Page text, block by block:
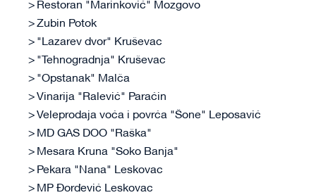
Restoran "Marinković" Mozgovo
Zubin Potok
"Lazarev dvor" Kruševac
"Tehnogradnja" Kruševac
"Opstanak" Malča
Vinarija "Ralević" Paraćin
Veleprodaja voća i povrća "Šone" Leposavić
MD GAS DOO "Raška"
Mesara Kruna "Soko Banja"
Pekara "Nana" Leskovac
MP Đorđević Leskovac